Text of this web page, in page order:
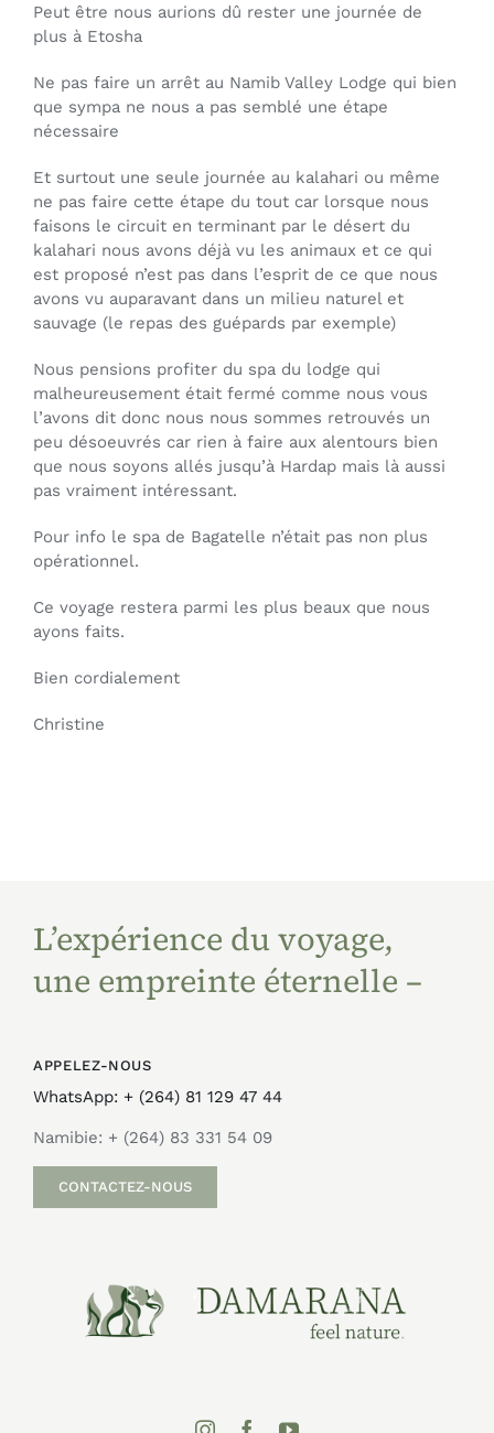
Peut être nous aurions dû rester une journée de
plus à Etosha
Ne pas faire un arrêt au Namib Valley Lodge qui bien
que sympa ne nous a pas semblé une étape
nécessaire
Et surtout une seule journée au kalahari ou même
ne pas faire cette étape du tout car lorsque nous
faisons le circuit en terminant par le désert du
kalahari nous avons déjà vu les animaux et ce qui
est proposé n’est pas dans l’esprit de ce que nous
avons vu auparavant dans un milieu naturel et
sauvage (le repas des guépards par exemple)
Nous pensions profiter du spa du lodge qui
malheureusement était fermé comme nous vous
l’avons dit donc nous nous sommes retrouvés un
peu désoeuvrés car rien à faire aux alentours bien
que nous soyons allés jusqu’à Hardap mais là aussi
pas vraiment intéressant.
Pour info le spa de Bagatelle n’était pas non plus
opérationnel.
Ce voyage restera parmi les plus beaux que nous
ayons faits.
Bien cordialement
Christine
L’expérience du voyage,
une empreinte éternelle –
APPELEZ-NOUS
WhatsApp: + (264) 81 129 47 44
Namibie: + (264) 83 331 54 09
CONTACTEZ-NOUS